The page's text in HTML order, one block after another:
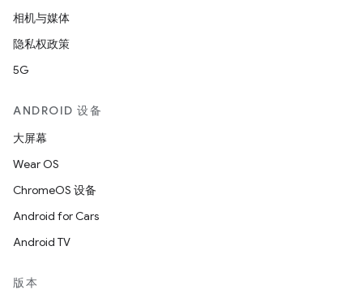
相机与媒体
隐私权政策
5G
ANDROID 设备
大屏幕
Wear OS
ChromeOS 设备
Android for Cars
Android TV
版本